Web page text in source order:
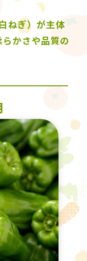
ねぎ）が主体
かさや品質の